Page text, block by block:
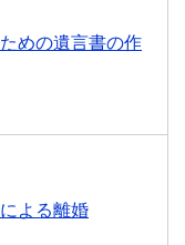
めの遺言書の作
よる離婚